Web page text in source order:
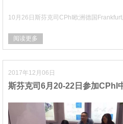
10月26日斯芬克司CPhI欧洲德国
阅读更多
2017年12月06日
斯芬克司6月20-22日参加CPhI